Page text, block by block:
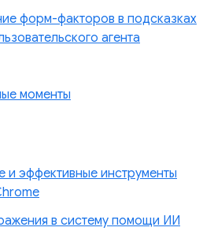
форм-факторов в подсказках
агента
моменты
и эффективные инструменты
в систему помощи ИИ